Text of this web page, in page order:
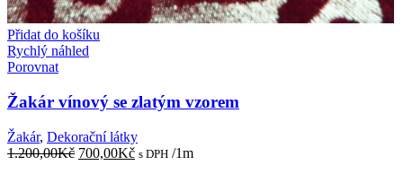
Přidat do košíku
Rychlý náhled
Porovnat
Žakár vínový se zlatým vzorem
Žakár, Dekorační látky
1.200,00Kč Původní
700,00KčAktuální
s DPH /1m